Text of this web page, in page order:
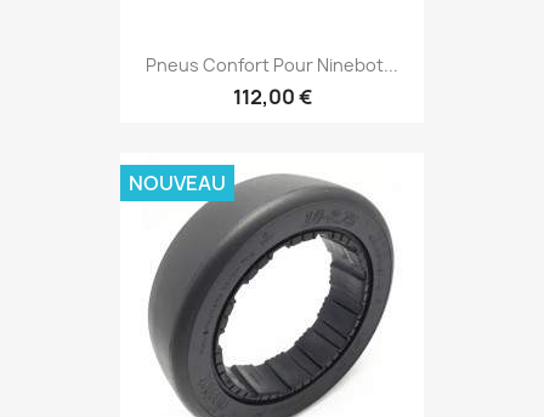
Pneus Confort Pour Ninebot...
112,00 €
NOUVEAU